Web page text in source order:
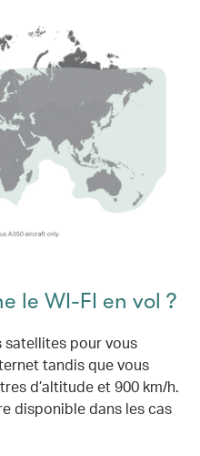
le WI-FI en vol ?
satellites pour vous
tandis que vous
d’altitude et 900 km/h.
disponible dans les cas